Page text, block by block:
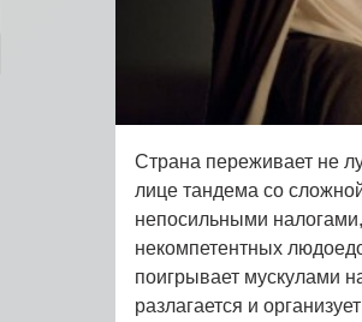
Страна переживает не
лице тандема со
непосильными
некомпетентных
поигрывает мускулами
разлагается и